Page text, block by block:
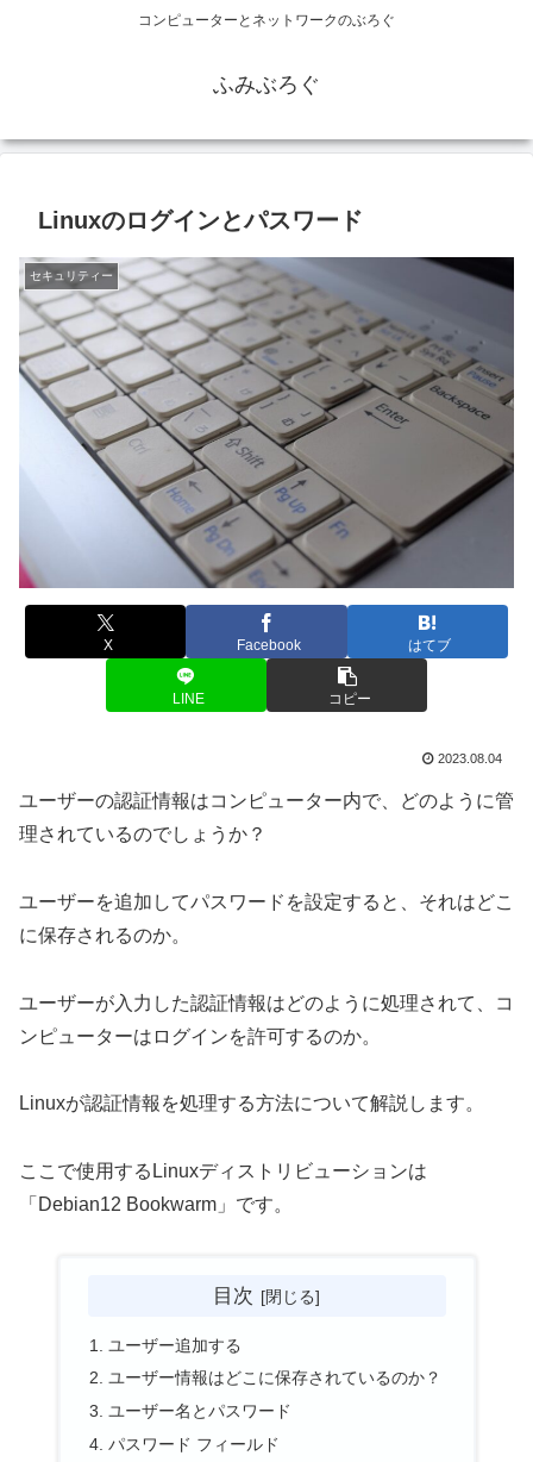
コンピューターとネットワークのぶろぐ
ふみぶろぐ
Linuxのログインとパスワード
セキュリティー
X Facebook はてブ
LINE コピー
2023.08.04
ユーザーの認証情報はコンピューター内で、どのように管
理されているのでしょうか？
ユーザーを追加してパスワードを設定すると、それはどこ
に保存されるのか。
ユーザーが入力した認証情報はどのように処理されて、コ
ンピューターはログインを許可するのか。
Linuxが認証情報を処理する方法について解説します。
ここで使用するLinuxディストリビューションは
「Debian12 Bookwarm」です。
目次
ユーザー追加する
ユーザー情報はどこに保存されているのか？
ユーザー名とパスワード
パスワード フィールド